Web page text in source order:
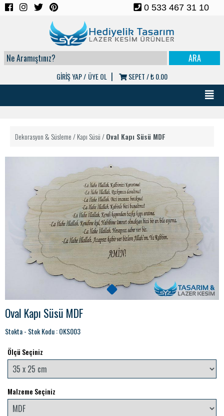
0 533 467 31 10
GİRİŞ YAP / ÜYE OL | SEPET /₺ 0.00
Dekorasyon & Süsleme/Kapı Süsü/Oval Kapı Süsü MDF
Oval Kapı Süsü MDF
Stokta - Stok Kodu : OKS003
Ölçü Seçiniz
Malzeme Seçiniz